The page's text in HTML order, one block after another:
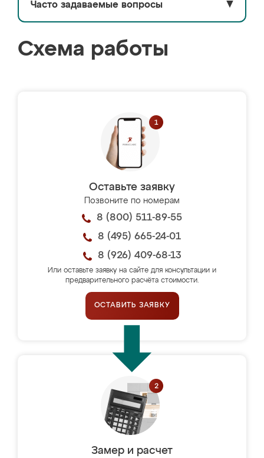
Часто задаваемые вопросы ▼
Схема работы
Оставьте заявку
Позвоните по номерам
8 (800) 511-89-55
8 (495) 665-24-01
8 (926) 409-68-13
Или оставьте заявку на сайте для консультации и
предварительного расчёта стоимости.
ОСТАВИТЬ ЗАЯВКУ
Замер и расчет